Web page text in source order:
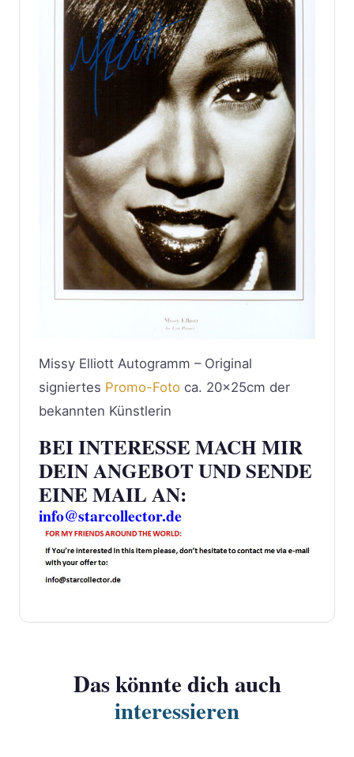
Missy Elliott Autogramm – Original
signiertes Promo-Foto ca. 20x25cm der
bekannten Künstlerin
BEI INTERESSE MACH MIR
DEIN ANGEBOT UND SENDE
EINE MAIL AN:
info@starcollector.de
Das könnte dich auch
interessieren